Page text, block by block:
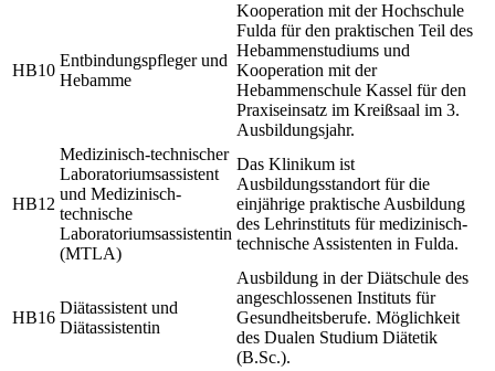
HB10
Entbindungspfleger und
Hebamme
Kooperation mit der Hochschule
Fulda für den praktischen Teil des
Hebammenstudiums und
Kooperation mit der
Hebammenschule Kassel für den
Praxiseinsatz im Kreißsaal im 3.
Ausbildungsjahr.
HB12
Medizinisch-technischer
Laboratoriumsassistent
und Medizinisch-
technische
Laboratoriumsassistentin
(MTLA)
Das Klinikum ist
Ausbildungsstandort für die
einjährige praktische Ausbildung
des Lehrinstituts für medizinisch-
technische Assistenten in Fulda.
HB16
Diätassistent und
Diätassistentin
Ausbildung in der Diätschule des
angeschlossenen Instituts für
Gesundheitsberufe. Möglichkeit
des Dualen Studium Diätetik
(B.Sc.).